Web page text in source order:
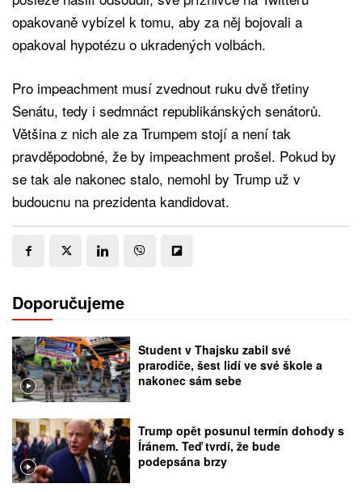
opakovaně vybízel k tomu, aby za něj bojovali a
opakoval hypotézu o ukradených volbách.
Pro impeachment musí zvednout ruku dvě třetiny
Senátu, tedy i sedmnáct republikánských senátorů.
Většina z nich ale za Trumpem stojí a není tak
pravděpodobné, že by impeachment prošel. Pokud by
se tak ale nakonec stalo, nemohl by Trump už v
budoucnu na prezidenta kandidovat.
Doporučujeme
Student v Thajsku zabil své
prarodiče, šest lidí ve své škole a
nakonec sám sebe
Trump opět posunul termín dohody s
Íránem. Teď tvrdí, že bude
podepsána brzy